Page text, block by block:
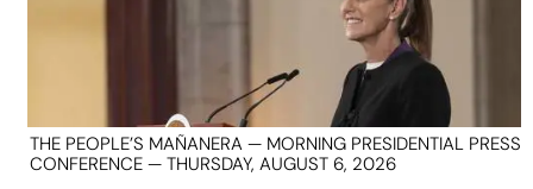
THE PEOPLE’S MAÑANERA — MORNING PRESIDENTIAL PRESS
CONFERENCE — THURSDAY, AUGUST 6, 2026